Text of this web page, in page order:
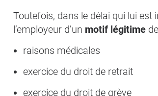
Toutefois, dans le délai qui lui
l’employeur d’un motif légitime
raisons médicales
exercice du droit de retrait
exercice du droit de grève